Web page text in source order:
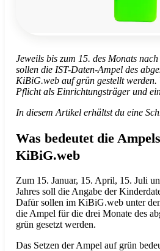
Jeweils bis zum 15. des Monats
sollen die IST-Daten-Ampel des
KiBiG.web auf grün gestellt werden.
Pflicht als Einrichtungsträger und
In diesem Artikel erhältst du eine
Was bedeutet die
KiBiG.web
Zum 15. Januar, 15. April, 15. Juli
Jahres soll die Angabe der
Dafür sollen im KiBiG.web unter
die Ampel für die drei Monate des
grün gesetzt werden.
Das Setzen der Ampel auf grün